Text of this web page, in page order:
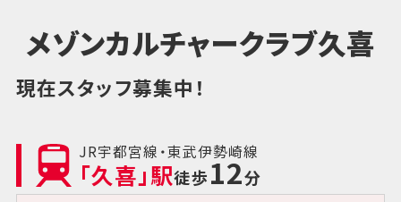
メゾンカルチャークラブ久喜
現在スタッフ募集中！
JR宇都宮線・東武伊勢崎線
「久喜」駅徒歩12分